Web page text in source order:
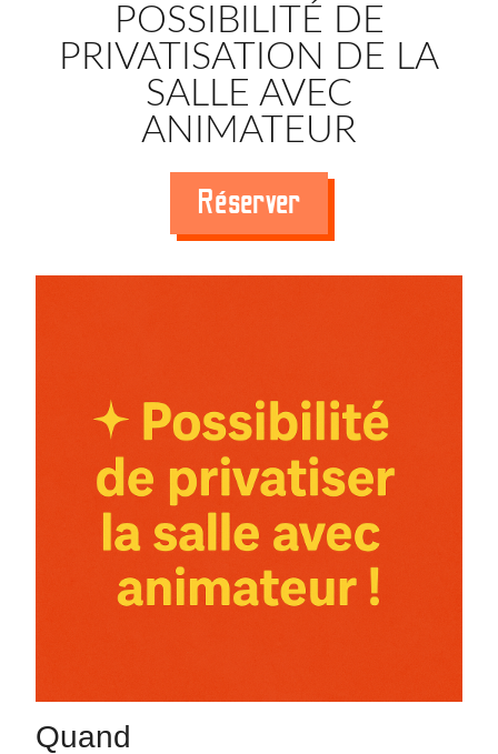
POSSIBILITÉ DE
PRIVATISATION DE LA
SALLE AVEC
ANIMATEUR
Réserver
Quand